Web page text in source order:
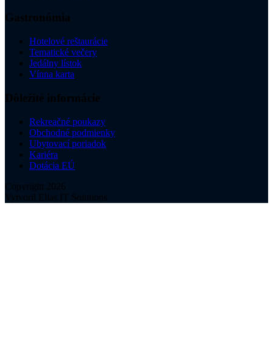
Gastronómia
Hotelové reštaurácie
Tematické večery
Jedálny lístok
Vínna karta
Dôležité informácie
Rekreačné poukazy
Obchodné podmienky
Ubytovací poriadok
Kariéra
Dotácia EÚ
Copyright 2026
Vytvoril Elias IT Solutions